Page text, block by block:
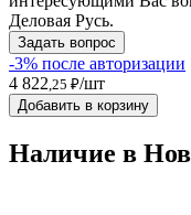
Деловая Русь.
Задать вопрос
-3% после авторизации
4 822,25 ₽/шт
Добавить в корзину
Наличие в